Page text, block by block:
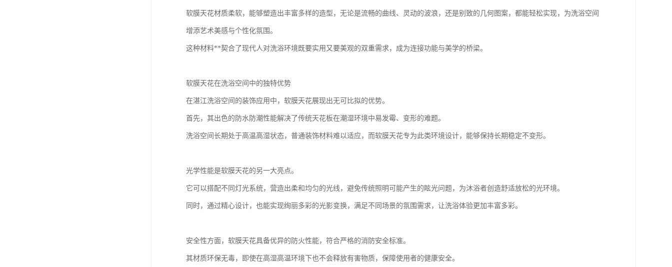
软膜天花材质柔软，能够塑造出丰富多样的造型，无论是流畅的曲线、灵动的波浪，还是别致的几何图案，都能轻松实现，为洗浴空间
增添艺术美感与个性化氛围。
这种材料**契合了现代人对洗浴环境既要实用又要美观的双重需求，成为连接功能与美学的桥梁。
软膜天花在洗浴空间中的独特优势
在湛江洗浴空间的装饰应用中，软膜天花展现出无可比拟的优势。
首先，其出色的防水防潮性能解决了传统天花板在潮湿环境中易发霉、变形的难题。
洗浴空间长期处于高温高湿状态，普通装饰材料难以适应，而软膜天花专为此类环境设计，能够保持长期稳定不变形。
光学性能是软膜天花的另一大亮点。
它可以搭配不同灯光系统，营造出柔和均匀的光线，避免传统照明可能产生的眩光问题，为沐浴者创造舒适放松的光环境。
同时，通过精心设计，也能实现绚丽多彩的光影变换，满足不同场景的氛围需求，让洗浴体验更加丰富多彩。
安全性方面，软膜天花具备优异的防火性能，符合严格的消防安全标准。
其材质环保无毒，即使在高湿高温环境下也不会释放有害物质，保障使用者的健康安全。